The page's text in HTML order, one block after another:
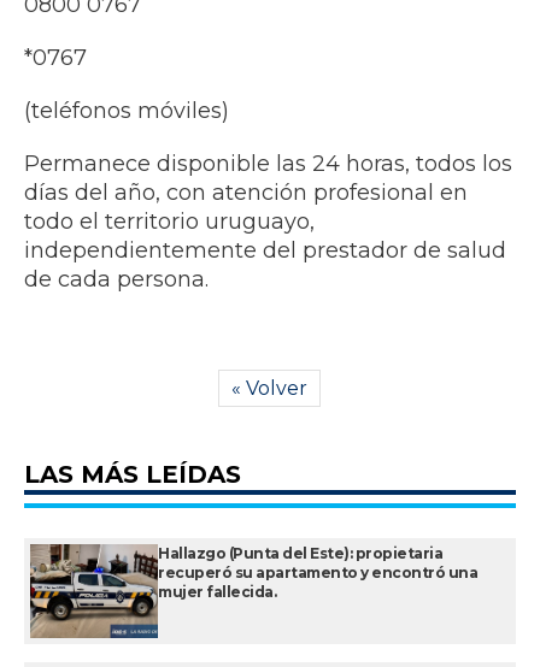
0800 0767
*0767
(teléfonos móviles)
Permanece disponible las 24 horas, todos los
días del año, con atención profesional en
todo el territorio uruguayo,
independientemente del prestador de salud
de cada persona.
« Volver
LAS MÁS LEÍDAS
Hallazgo (Punta del Este): propietaria
recuperó su apartamento y encontró una
mujer fallecida.